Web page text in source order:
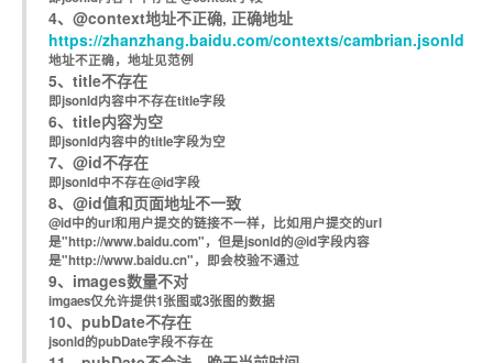
4、@context地址不正确, 正确地址
https://zhanzhang.baidu.com/contexts/cambrian.jsonld
地址不正确，地址见范例
5、title不存在
即jsonld内容中不存在title字段
6、title内容为空
即jsonld内容中的title字段为空
7、@id不存在
即jsonld中不存在@id字段
8、@id值和页面地址不一致
@id中的url和用户提交的链接不一样，比如用户提交的url
是"http://www.baidu.com"，但是jsonld的@id字段内容
是"http://www.baidu.cn"，即会校验不通过
9、images数量不对
imgaes仅允许提供1张图或3张图的数据
10、pubDate不存在
jsonld的pubDate字段不存在